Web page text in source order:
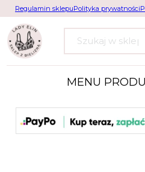
Regulamin sklepuPolityka prywatności
Szukaj
MENU